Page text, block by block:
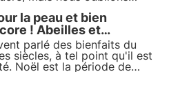
un aliment précieux qui
ses nombreuses
la peau et bien
! Abeilles et
parlé des bienfaits du
siècles, à tel point qu'il est
Noël est la période de
le plus de miel, car de